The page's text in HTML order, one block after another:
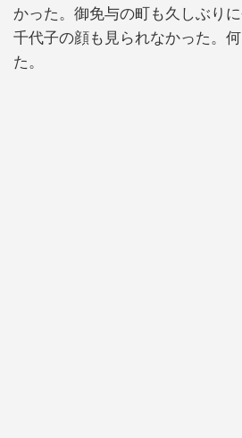
かった。御免与の町も久しぶりに
千代子の顔も見られなかった。
た。